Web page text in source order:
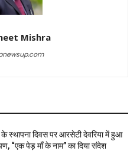
Mishra
स्थापना दिवस पर आरसेटी देवरिया में हुआ
“एक पेड़ माँ के नाम” का दिया संदेश